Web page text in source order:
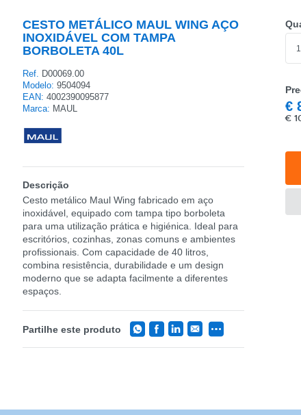
CESTO METÁLICO MAUL WING AÇO
INOXIDÁVEL COM TAMPA
BORBOLETA 40L
Ref. D00069.00
Modelo: 9504094
EAN: 4002390095877
Marca: MAUL
Descrição
Cesto metálico Maul Wing fabricado em aço
inoxidável, equipado com tampa tipo borboleta
para uma utilização prática e higiénica. Ideal para
escritórios, cozinhas, zonas comuns e ambientes
profissionais. Com capacidade de 40 litros,
combina resistência, durabilidade e um design
moderno que se adapta facilmente a diferentes
espaços.
Partilhe este produto
€
€